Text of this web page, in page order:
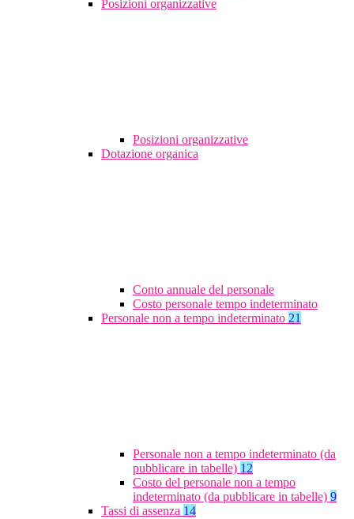
Posizioni organizzative
Posizioni organizzative
Dotazione organica
Conto annuale del personale
Costo personale tempo indeterminato
Personale non a tempo indeterminato 21
Personale non a tempo indeterminato (da
pubblicare in tabelle) 12
Costo del personale non a tempo
indeterminato (da pubblicare in tabelle) 9
Tassi di assenza 14